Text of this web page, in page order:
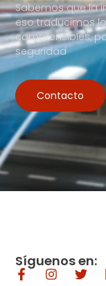
Sabemos que la
eso traducimos
comprensibles,
seguridad
Contacto
Síguenos en: